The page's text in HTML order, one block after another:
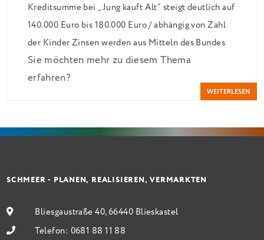
Kreditsumme bei „Jung kauft Alt“ steigt deutlich auf
140.000 Euro bis 180.000 Euro / abhängig von Zahl
der Kinder Zinsen werden aus Mitteln des Bundes
verbilligt: Heutiger Zins bei 0,53 Prozent effektiv
bei 35 Jahren Laufzeit und 10 Jahren Zinsbindung
Antragstellende verpflichten sich zu energetischer
Sanierung in Einzelmaßnahmen […]
Sie möchten mehr zu diesem Thema
erfahren?
WEITERLESEN
SCHMEER - PLANEN, REALISIEREN, VERMARKTEN
Bliesgaustraße 40, 66440 Blieskastel
Telefon: 0681 88 11 88